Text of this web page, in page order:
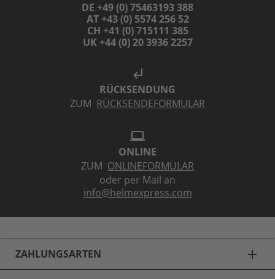
DE +49 (0) 75463193 388
AT +43 (0) 5574 256 52
CH +41 (0) 715111 385
UK +44 (0) 20 3936 2257
subdirectory_arrow_left
RÜCKSENDUNG
ZUM RÜCKSENDEFORMULAR
laptop
ONLINE
ZUM ONLINEFORMULAR
oder per Mail an
info@helmexpress.com
ZAHLUNGSARTEN add